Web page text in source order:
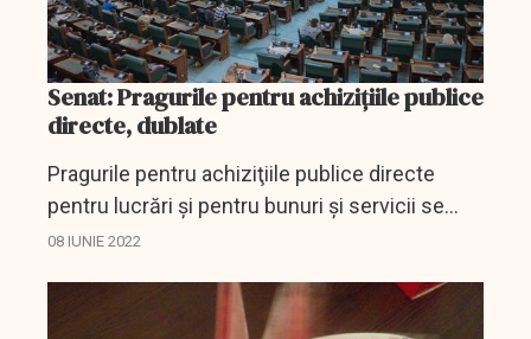
Senat: Pragurile pentru achiziţiile publice
directe, dublate
Pragurile pentru achiziţiile publice directe
pentru lucrări şi pentru bunuri şi servicii se
dublează, potrivit unei propuneri legislative
08 IUNIE 2022